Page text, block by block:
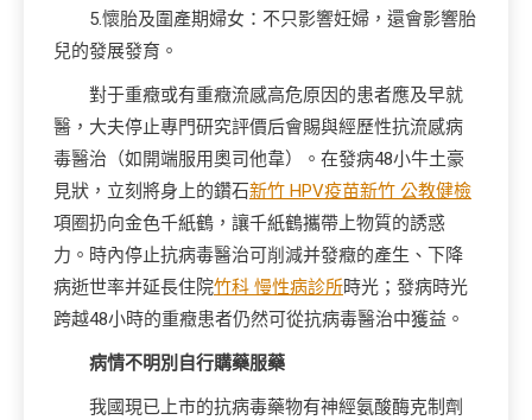
5.懷胎及圍產期婦女：不只影響妊婦，還會影響胎
兒的發展發育。
對于重癥或有重癥流感高危原因的患者應及早就
醫，大夫停止專門研究評價后會賜與經歷性抗流感病
毒醫治（如開端服用奧司他韋）。在發病48小牛土豪
見狀，立刻將身上的鑽石新竹 HPV疫苗新竹 公教健檢
項圈扔向金色千紙鶴，讓千紙鶴攜帶上物質的誘惑
力。時內停止抗病毒醫治可削減并發癥的產生、下降
病逝世率并延長住院竹科 慢性病診所時光；發病時光
跨越48小時的重癥患者仍然可從抗病毒醫治中獲益。
病情不明別自行購藥服藥
我國現已上市的抗病毒藥物有神經氨酸酶克制劑